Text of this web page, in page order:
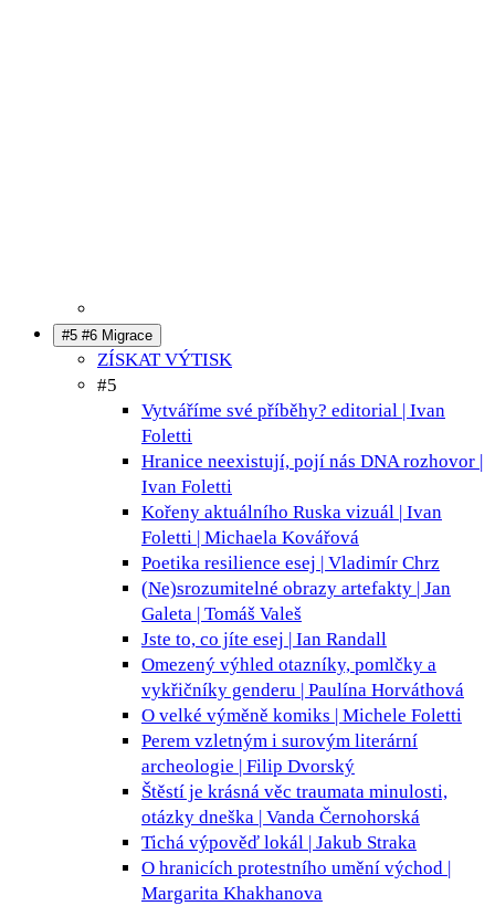
#5 #6 Migrace
ZÍSKAT VÝTISK
#5
Vytváříme své příběhy? editorial | Ivan
Foletti
Hranice neexistují, pojí nás DNA rozhovor |
Ivan Foletti
Kořeny aktuálního Ruska vizuál | Ivan
Foletti | Michaela Kovářová
Poetika resilience esej | Vladimír Chrz
(Ne)srozumitelné obrazy artefakty | Jan
Galeta | Tomáš Valeš
Jste to, co jíte esej | Ian Randall
Omezený výhled otazníky, pomlčky a
vykřičníky genderu | Paulína Horváthová
O velké výměně komiks | Michele Foletti
Perem vzletným i surovým literární
archeologie | Filip Dvorský
Štěstí je krásná věc traumata minulosti,
otázky dneška | Vanda Černohorská
Tichá výpověď lokál | Jakub Straka
O hranicích protestního umění východ |
Margarita Khakhanova